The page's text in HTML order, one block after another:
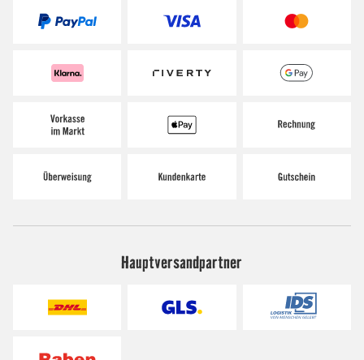
Hauptversandpartner